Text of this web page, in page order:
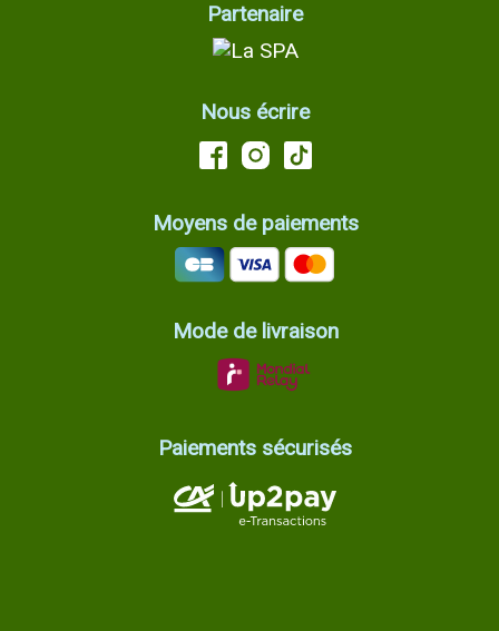
Partenaire
Nous écrire
Moyens de paiements
Mode de livraison
Paiements sécurisés